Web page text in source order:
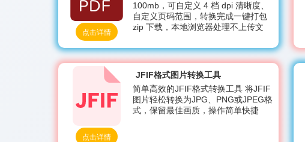
点击详情
100mb，可自定义 4 档 dpi 清晰度、
自定义页码范围，转换完成一键打包
zip 下载，本地浏览器处理不上传文
料归档专用。
点击详情
JFIF格式图片转换工具
简单高效的JFIF格式转换工具 将JFIF
图片轻松转换为JPG、PNG或JPEG格
式，保留最佳画质，操作简单快捷